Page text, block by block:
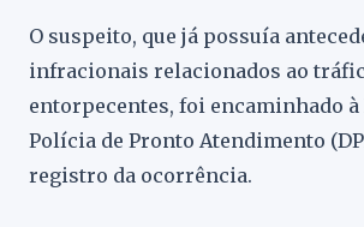
O suspeito, que já possuía
infracionais relacionados ao
entorpecentes, foi encaminhado à
Polícia de Pronto Atendimento
registro da ocorrência.